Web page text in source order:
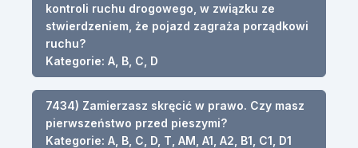
kontroli ruchu drogowego, w związku ze
stwierdzeniem, że pojazd zagraża porządkowi
ruchu?
Kategorie: A, B, C, D
7434) Zamierzasz skręcić w prawo. Czy masz
pierwszeństwo przed pieszymi?
Kategorie: A, B, C, D, T, AM, A1, A2, B1, C1, D1